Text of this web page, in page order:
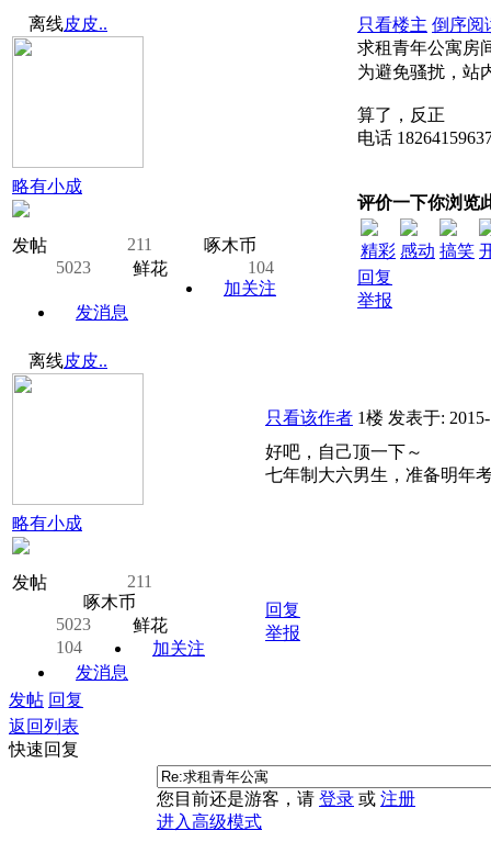
离线皮皮..
略有小成
发帖 211
啄木币
5023
鲜花
104
加关注
发消息
只看楼主 倒序阅
求租青年公寓房
为避免骚扰，站
算了，反正
电话
评价一下你浏览
精彩 感动 搞笑
回复
举报
离线皮皮..
略有小成
发帖
211
啄木币
5023
鲜花
104
加关注
发消息
只看该作者 1楼 发表于:
好吧，自己顶一下～
七年制大六男生，准备明年
回复
举报
发帖 回复
返回列表
快速回复
您目前还是游客，请 登录 或 注册
进入高级模式